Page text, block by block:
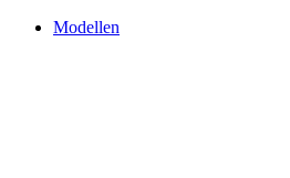
Modellen